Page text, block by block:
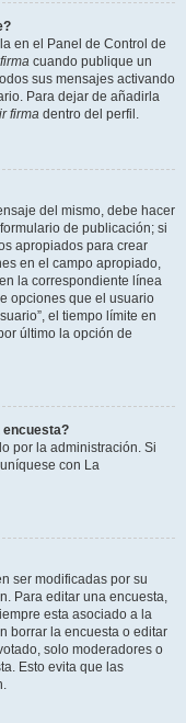
en el Panel de Control de
cuando publique un
sus mensajes activando
Para dejar de añadirla
firma dentro del perfil.
del mismo, debe hacer
de publicación; si
apropiados para crear
en el campo apropiado,
la correspondiente línea
opciones que el usuario
el tiempo límite en
último la opción de
encuesta?
por la administración. Si
con La
ser modificadas por su
Para editar una encuesta,
esta asociado a la
borrar la encuesta o editar
solo moderadores o
Esto evita que las